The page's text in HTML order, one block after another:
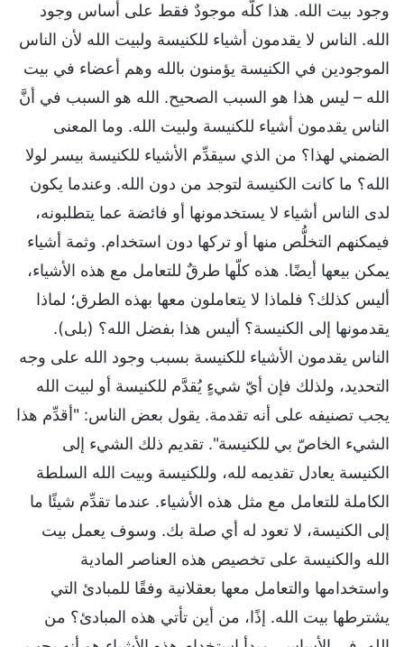
وجود بيت الله. هذا كلّه موجودٌ فقط على أساس وجود
الله. الناس لا يقدمون أشياء للكنيسة ولبيت الله لأن الناس
الموجودين في الكنيسة يؤمنون بالله وهم أعضاء في بيت
الله – ليس هذا هو السبب الصحيح. الله هو السبب في أنَّ
الناس يقدمون أشياء للكنيسة ولبيت الله. وما المعنى
الضمني لهذا؟ من الذي سيقدِّم الأشياء للكنيسة بيسر لولا
الله؟ ما كانت الكنيسة لتوجد من دون الله. وعندما يكون
لدى الناس أشياء لا يستخدمونها أو فائضة عما يتطلبونه،
فيمكنهم التخلُّص منها أو تركها دون استخدام. وثمة أشياء
يمكن بيعها أيضًا. هذه كلّها طرقٌ للتعامل مع هذه الأشياء،
أليس كذلك؟ فلماذا لا يتعاملون معها بهذه الطرق؛ لماذا
يقدمونها إلى الكنيسة؟ أليس هذا بفضل الله؟ (بلى).
الناس يقدمون الأشياء للكنيسة بسبب وجود الله على وجه
التحديد، ولذلك فإن أيّ شيءٍ يُقدَّم للكنيسة أو لبيت الله
يجب تصنيفه على أنه تقدمة. يقول بعض الناس: "أقدِّم هذا
الشيء الخاصّ بي للكنيسة". تقديم ذلك الشيء إلى
الكنيسة يعادل تقديمه لله، وللكنيسة وبيت الله السلطة
الكاملة للتعامل مع مثل هذه الأشياء. عندما تقدِّم شيئًا ما
إلى الكنيسة، لا تعود له أي صلة بك. وسوف يعمل بيت
الله والكنيسة على تخصيص هذه العناصر المادية
واستخدامها والتعامل معها بعقلانية وفقًا للمبادئ التي
يشترطها بيت الله. إذًا، من أين تأتي هذه المبادئ؟ من